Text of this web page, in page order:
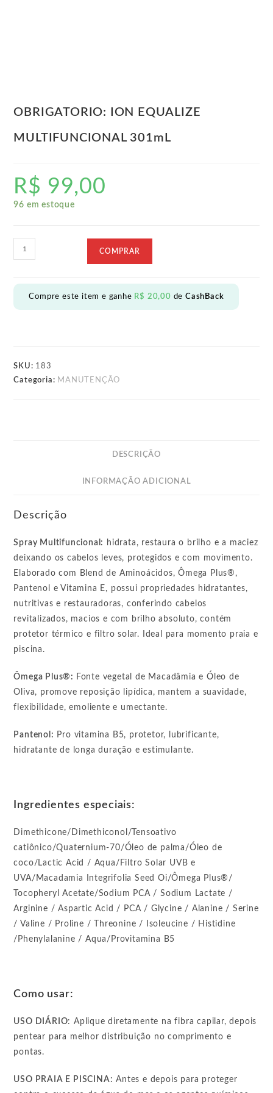
OBRIGATORIO: ION EQUALIZE
MULTIFUNCIONAL 301mL
R$ 99,00
96 em estoque
OBRIGATORIO:
ION
301mL
COMPRAR
Compre este item e ganhe R$ 20,00 deCashBack
SKU: 183
Categoria: MANUTENÇÃO
DESCRIÇÃO
INFORMAÇÃO ADICIONAL
Descrição
Spray Multifuncional:
hidrata, restaura o brilho e a maciez
deixando os cabelos leves, protegidos e com movimento.
Elaborado com Blend de Aminoácidos, Ômega Plus®,
Pantenol e Vitamina E, possui propriedades hidratantes,
nutritivas e restauradoras, conferindo cabelos
revitalizados, macios e com brilho absoluto, contém
protetor térmico e filtro solar. Ideal para momento praia e
piscina.
Ômega Plus®: Fonte vegetal de Macadâmia e Óleo de
Oliva, promove reposição lipídica, mantem a suavidade,
flexibilidade, emoliente e umectante.
Pantenol: Pro vitamina B5, protetor, lubrificante,
hidratante de longa duração e estimulante.
Ingredientes especiais:
Dimethicone/Dimethiconol/Tensoativo
catiônico/Quaternium-70/Óleo de palma/Óleo de
coco/Lactic Acid / Aqua/Filtro Solar UVB e
UVA/Macadamia Integrifolia Seed Oi/Ômega Plus®/
Tocopheryl Acetate/Sodium PCA / Sodium Lactate /
Arginine / Aspartic Acid / PCA / Glycine / Alanine / Serine
/ Valine / Proline / Threonine / Isoleucine / Histidine
/Phenylalanine / Aqua/Provitamina B5
Como usar:
USO DIÁRIO: Aplique diretamente na fibra capilar, depois
pentear para melhor distribuição no comprimento e
pontas.
USO PRAIA E PISCINA: Antes e depois para proteger